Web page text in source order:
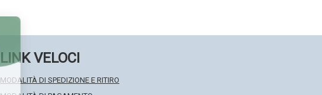
LINK VELOCI
MODALITÀ DI SPEDIZIONE E RITIRO